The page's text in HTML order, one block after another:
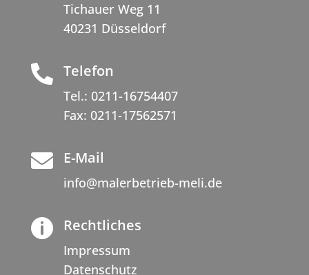
Tichauer Weg 11
40231 Düsseldorf
 Telefon
Tel.: 0211-16754407
Fax: 0211-17562571
 E-Mail
info@malerbetrieb-meli.de
 Rechtliches
Impressum
Datenschutz